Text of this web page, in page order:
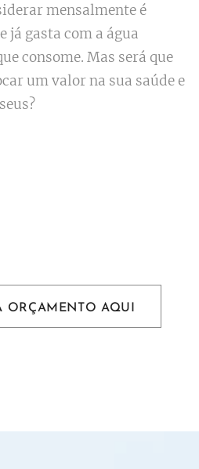
mensalmente é
já gasta com a água
consome. Mas será que
um valor na sua saúde e
ORÇAMENTO AQUI